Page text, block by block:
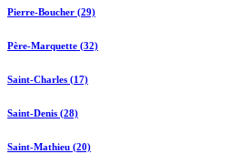
Pierre-Boucher (29)
Père-Marquette (32)
Saint-Charles (17)
Saint-Denis (28)
Saint-Mathieu (20)